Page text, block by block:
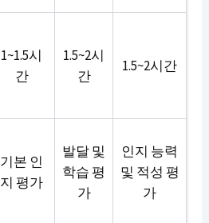
1~1.5시
간
1.5~2시
간
1.5~2시간
기본 인
지 평가
발달 및
학습 평
가
인지 능력
및 적성 평
가